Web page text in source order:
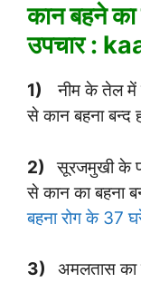
कान बहने
उपचार :
1)
नीम के तेल में
से कान बहना बन्द
2)
सूरजमुखी के
से कान का बहना
बहना रोग के 37
3)
अमलतास का